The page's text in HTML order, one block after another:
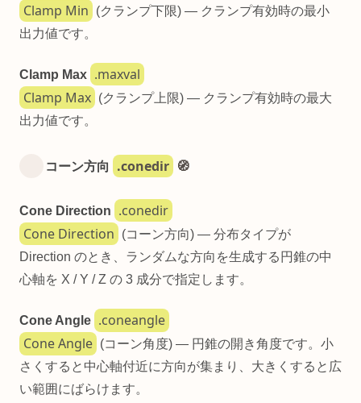
Clamp Min
(クランプ下限) — クランプ有効時の最小
出力値です。
Clamp Max .maxval
Clamp Max
(クランプ上限) — クランプ有効時の最大
出力値です。
コーン方向 .conedir 🧭
Cone Direction
.conedir
Cone Direction
(コーン方向) — 分布タイプが
Direction のとき、ランダムな方向を生成する円錐の中
心軸を X / Y / Z の 3 成分で指定します。
Cone Angle .coneangle
Cone Angle
(コーン角度) — 円錐の開き角度です。小
さくすると中心軸付近に方向が集まり、大きくすると広
い範囲にばらけます。